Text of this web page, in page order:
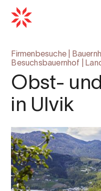
Firmenbesuche
Besuchsbauernhof
Obst-
in Ulvik